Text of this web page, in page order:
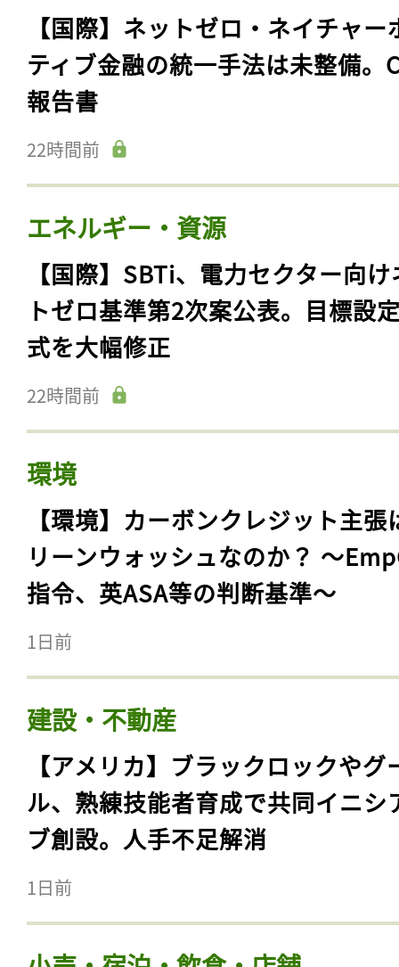
【国際】ネットゼロ・ネイチャー
ティブ金融の統一手法は未整備。
報告書
22時間前
エネルギー・資源
【国際】SBTi、電力セクター向
トゼロ基準第2次案公表。目標設
式を大幅修正
22時間前
環境
【環境】カーボンクレジット主張
リーンウォッシュなのか？ 〜
指令、英ASA等の判断基準〜
1日前
建設・不動産
【アメリカ】ブラックロックやグ
ル、熟練技能者育成で共同イニシ
ブ創設。人手不足解消
1日前